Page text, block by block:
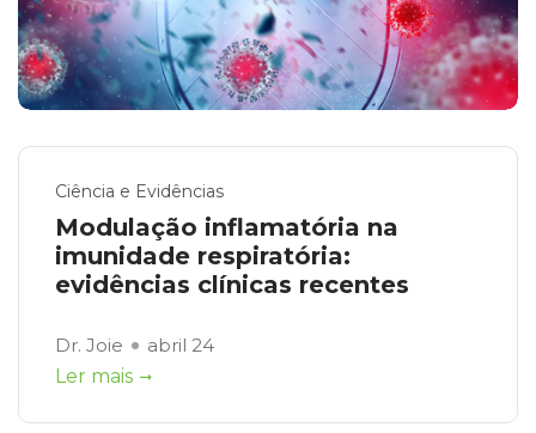
Ciência e Evidências
Modulação inflamatória na
imunidade respiratória:
evidências clínicas recentes
Dr. Joie
abril 24
Ler mais